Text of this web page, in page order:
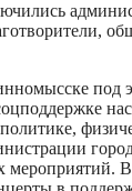
под
мероприятий.